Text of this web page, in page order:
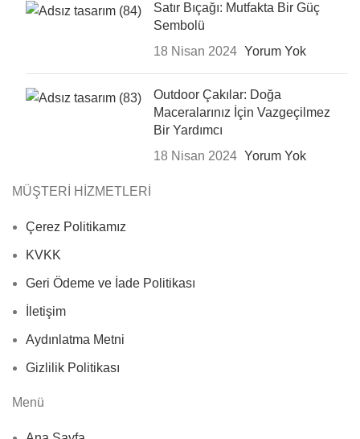
Satır Bıçağı: Mutfakta Bir Güç
Sembolü
18 Nisan 2024 Yorum Yok
Outdoor Çakılar: Doğa
Maceralarınız İçin Vazgeçilmez
Bir Yardımcı
18 Nisan 2024 Yorum Yok
MÜŞTERİ HİZMETLERİ
Çerez Politikamız
KVKK
Geri Ödeme ve İade Politikası
İletişim
Aydınlatma Metni
Gizlilik Politikası
Menü